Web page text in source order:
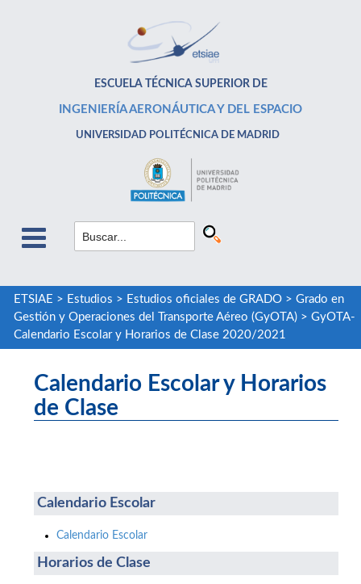
ESCUELA TÉCNICA SUPERIOR DE
INGENIERÍA AERONÁUTICA Y DEL ESPACIO
UNIVERSIDAD POLITÉCNICA DE MADRID
ETSIAE > Estudios > Estudios oficiales de GRADO> Grado en
Gestión y Operaciones del Transporte Aéreo (GyOTA)> GyOTA-
Calendario Escolar y Horarios de Clase 2020/2021
Calendario Escolar y Horarios
de Clase
Calendario Escolar
Calendario Escolar
Horarios de Clase